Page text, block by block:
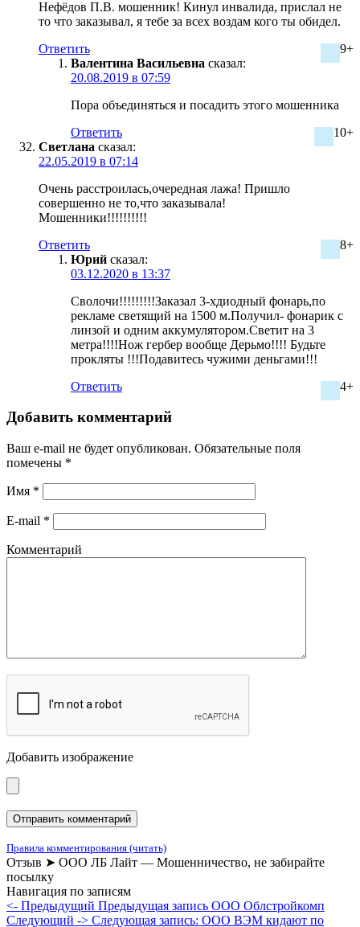
Нефёдов П.В. мошенник! Кинул инвалида, прислал не
то что заказывал, я тебе за всех воздам кого ты обидел.
9+
Ответить
Валентина Васильевна сказал:
20.08.2019 в 07:59
Пора объединяться и посадить этого мошенника
10+
Ответить
Светлана сказал:
22.05.2019 в 07:14
Очень расстроилась,очередная лажа! Пришло
совершенно не то,что заказывала!
Мошенники!!!!!!!!!!
8+
Ответить
Юрий сказал:
03.12.2020 в 13:37
Сволочи!!!!!!!!!Заказал 3-хдиодный фонарь,по
рекламе светящий на 1500 м.Получил- фонарик с
линзой и одним аккумулятором.Светит на 3
метра!!!!Нож гербер вообще Дерьмо!!!! Будьте
прокляты !!!Подавитесь чужими деньгами!!!
4+
Ответить
Добавить комментарий
Ваш e-mail не будет опубликован. Обязательные поля
помечены *
Имя *
E-mail *
Комментарий
Добавить изображение
Правила комментирования (читать)
Отзыв ➤ ООО ЛБ Лайт — Мошенничество, не забирайте
посылку
Навигация по записям
<- Предыдущий Предыдущая запись ООО Облстройкомп
Следующий -> Следующая запись: ООО ВЭМ кидают по